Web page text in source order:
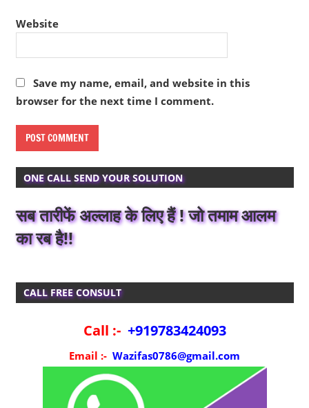
Website
Save my name, email, and website in this
browser for the next time I comment.
ONE CALL SEND YOUR SOLUTION
सब तारीफें अल्लाह के लिए हैं ! जो तमाम आलम
का रब है!!
CALL FREE CONSULT
Call :- +919783424093
Email :- Wazifas0786@gmail.com